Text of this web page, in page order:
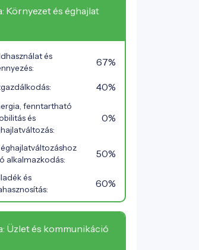
Környezet és éghajlat
és
67%
40%
fenntartható
és
0%
éghajlatváltozáshoz
alkalmazkodás:
50%
és
60%
Üzlet és kommunikáció